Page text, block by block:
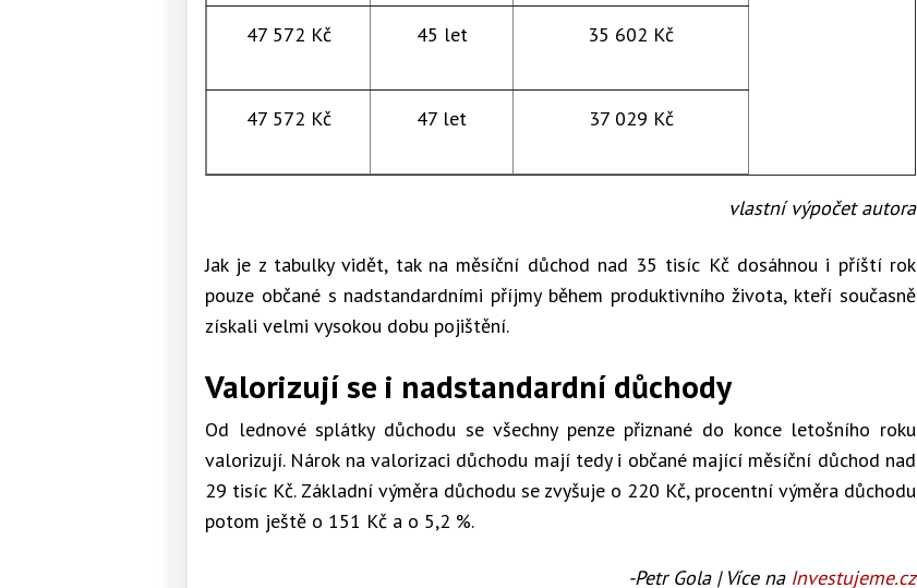
47 572 Kč 45 let 35 602 Kč
47 572 Kč 47 let 37 029 Kč
vlastní výpočet autora
Jak je z tabulky vidět, tak na měsíční důchod nad 35 tisíc Kč dosáhnou i příští rok
pouze občané s nadstandardními příjmy během produktivního života, kteří současně
získali velmi vysokou dobu pojištění.
Valorizují se i nadstandardní důchody
Od lednové splátky důchodu se všechny penze přiznané do konce letošního roku
valorizují. Nárok na valorizaci důchodu mají tedy i občané mající měsíční důchod nad
29 tisíc Kč. Základní výměra důchodu se zvyšuje o 220 Kč, procentní výměra důchodu
potom ještě o 151 Kč a o 5,2 %.
-Petr Gola | Více na Investujeme.cz